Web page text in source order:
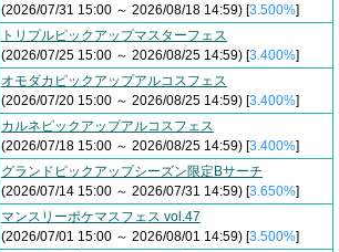
(2026/07/31 15:00 ～ 2026/08/18 14:59) [3.500%]
トリプルピックアップマスターフェス
(2026/07/25 15:00 ～ 2026/08/25 14:59) [3.400%]
オモダカピックアップアルコスフェス
(2026/07/20 15:00 ～ 2026/08/25 14:59) [3.400%]
カルネピックアップアルコスフェス
(2026/07/18 15:00 ～ 2026/08/25 14:59) [3.400%]
グランドピックアップシーズン限定Bサーチ
(2026/07/14 15:00 ～ 2026/07/31 14:59) [3.650%]
マンスリーポケマスフェス vol.47
(2026/07/01 15:00 ～ 2026/08/01 14:59) [3.500%]